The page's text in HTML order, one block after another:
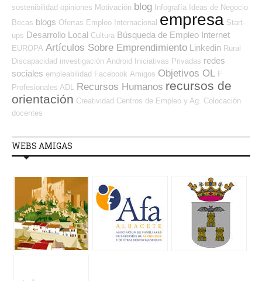
sostenibilidad opiniones Motivación blog Infografía Ideas de Negocio
Becas blogs Ofertas Empleo Internacional empresa Start-
ups Desarrollo Local Cultura Búsqueda de Empleo Internet
EUROPA Artículos Sobre Emprendimiento Linkedin Rural
Discapacidad investigación Android Iniciativas Privadas redes
sociales empleabilidad Facebook Amigos Objetivos OL F
Profesionales ADL
Recursos Humanos recursos de
orientación Creatividad Centros de Empleo y Ag. Colocación
docentes
WEBS AMIGAS